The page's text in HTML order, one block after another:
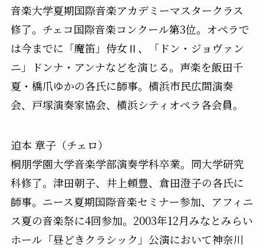
音楽大学夏期国際音楽アカデミーマスタークラス
修了。チェコ国際音楽コンクール第3位。オペラで
は今までに「魔笛」侍女Ⅱ、「ドン・ジョヴァン
ニ」ドンナ・アンナなどを演じる。声楽を飯田千
夏・橋爪ゆかの各氏に師事。横浜市民広間演奏
会、戸塚演奏家協会、横浜シティオペラ各会員。
迫本 章子（チェロ）
桐朋学園大学音楽学部演奏学科卒業。同大学研究
科修了。津田朝子、井上頼豊、倉田澄子の各氏に
師事。ニース夏期国際音楽セミナー参加、アフィニ
ス夏の音楽祭に4回参加。2003年12月みなとみらい
ホール「昼どきクラシック」公演において神奈川